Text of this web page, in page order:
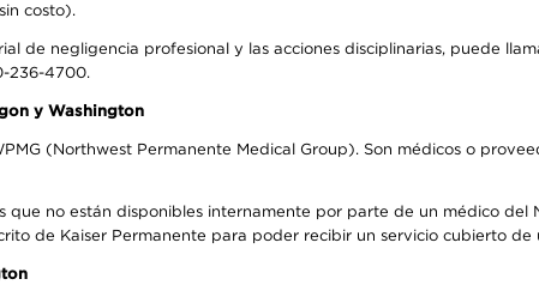
costo).
de negligencia profesional y las acciones disciplinarias, puede
236-4700.
y Washington
(Northwest Permanente Medical Group). Son médicos o
que no están disponibles internamente por parte de un médico
de Kaiser Permanente para poder recibir un servicio cubierto